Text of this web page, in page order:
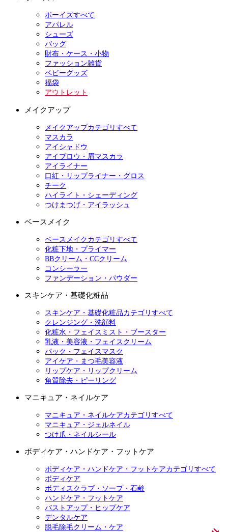
ボーイズすべて
アパレル
シューズ
バッグ
財布・ケース・小物
ファッション雑貨
ベビーグッズ
福袋
アウトレット
メイクアップ
メイクアップカテゴリすべて
マスカラ
アイシャドウ
アイブロウ・眉マスカラ
アイライナー
口紅・リップライナー・グロス
チーク
ハイライト・シェーディング
つけまつげ・アイラッシュ
ベースメイク
ベースメイクカテゴリすべて
化粧下地・プライマー
BBクリーム・CCクリーム
コンシーラー
ファンデーション・パウダー
スキンケア・基礎化粧品
スキンケア・基礎化粧品カテゴリすべて
クレンジング・洗顔料
化粧水・フェイスミスト・ブースター
乳液・美容液・フェイスクリーム
パック・フェイスマスク
アイケア・まつ毛美容液
リップケア・リップクリーム
角質除去・ピーリング
マニキュア・ネイルケア
マニキュア・ネイルケアカテゴリすべて
マニキュア・ジェルネイル
つけ爪・ネイルシール
ボディケア・ハンドケア・フットケア
ボディケア・ハンドケア・フットケアカテゴリすべて
ボディケア
ボディスクラブ・ソープ・石鹸
ハンドケア・フットケア
バストアップ・ヒップケア
デンタルケア
脱毛除毛クリーム・ケア